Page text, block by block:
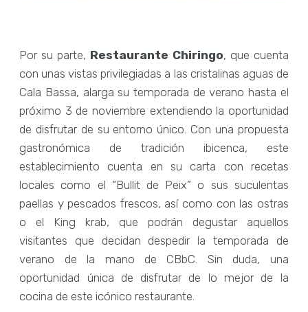
Por su parte, Restaurante Chiringo, que cuenta
con unas vistas privilegiadas a las cristalinas aguas de
Cala Bassa, alarga su temporada de verano hasta el
próximo 3 de noviembre extendiendo la oportunidad
de disfrutar de su entorno único. Con una propuesta
gastronómica de tradición ibicenca, este
establecimiento cuenta en su carta con recetas
locales como el “Bullit de Peix” o sus suculentas
paellas y pescados frescos, así como con las ostras
o el King krab, que podrán degustar aquellos
visitantes que decidan despedir la temporada de
verano de la mano de CBbC. Sin duda, una
oportunidad única de disfrutar de lo mejor de la
cocina de este icónico restaurante.